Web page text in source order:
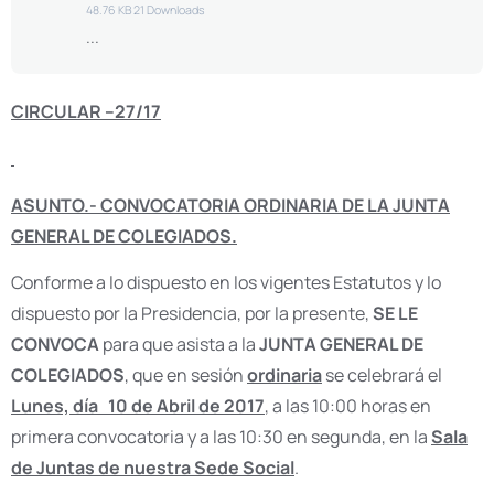
48.76 KB21 Downloads
...
CIRCULAR –27/17
ASUNTO.- CONVOCATORIA ORDINARIA DE LA JUNTA
GENERAL DE COLEGIADOS.
Conforme a lo dispuesto en los vigentes Estatutos y lo
dispuesto por la Presidencia, por la presente,SE LE
CONVOCApara que asista a laJUNTA GENERAL DE
COLEGIADOS, que en sesiónordinariase celebrará el
Lunes, día 10 de Abril de 2017, a las 10:00 horas en
primera convocatoria y a las 10:30 en segunda, en laSala
de Juntas de nuestra Sede Social.